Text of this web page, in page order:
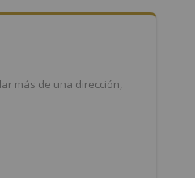
más de una dirección,